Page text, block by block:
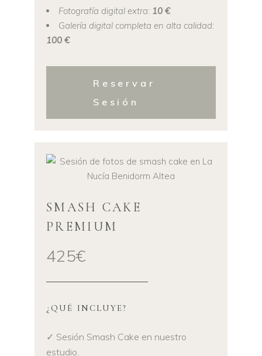
Fotografía digital extra: 10 €
Galería digital completa en alta calidad:
100 €
Reservar
Sesión
SMASH CAKE
PREMIUM
425€
¿QUÉ INCLUYE?
✓ Sesión Smash Cake en nuestro
estudio.